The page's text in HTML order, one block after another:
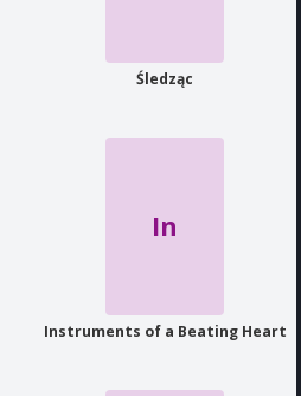
Śledząc
In
Instruments of a Beating Heart